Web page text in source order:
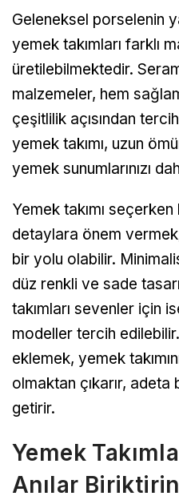
Geleneksel porselenin
yemek takımları farklı
üretilebilmektedir.
malzemeler, hem
çeşitlilik açısından
yemek takımı, uzun
yemek sunumlarınızı
Yemek takımı seçerken
detaylara önem vermek,
bir yolu olabilir.
düz renkli ve sade
takımları sevenler için
modeller tercih edilebilir.
eklemek, yemek
olmaktan çıkarır,
getirir.
Yemek
Anılar Biriktirin